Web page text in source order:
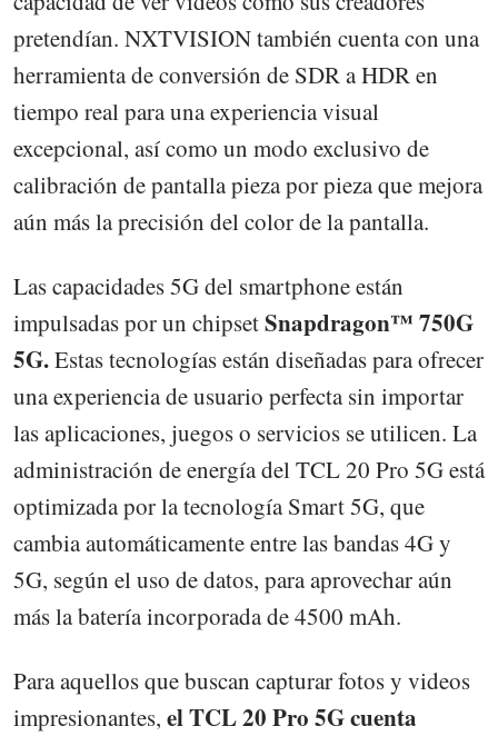
pretendían. NXTVISION también cuenta con una
herramienta de conversión de SDR a HDR en
tiempo real para una experiencia visual
excepcional, así como un modo exclusivo de
calibración de pantalla pieza por pieza que mejora
aún más la precisión del color de la pantalla.
Las capacidades 5G del smartphone están
impulsadas por un chipsetSnapdragon™ 750G
5G.Estas tecnologías están diseñadas para ofrecer
una experiencia de usuario perfecta sin importar
las aplicaciones, juegos o servicios se utilicen. La
administración de energía del TCL 20 Pro 5G está
optimizada por la tecnología Smart 5G, que
cambia automáticamente entre las bandas 4G y
5G, según el uso de datos, para aprovechar aún
más la batería incorporada de 4500 mAh.
Para aquellos que buscan capturar fotos y videos
impresionantes, el TCL 20 Pro 5G cuenta